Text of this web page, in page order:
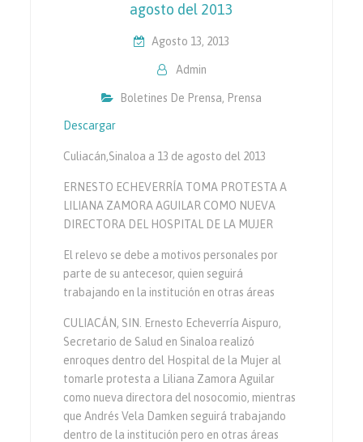
agosto del 2013
Agosto 13, 2013
Admin
Boletines De Prensa, Prensa
Descargar
Culiacán,Sinaloa a 13 de agosto del 2013
ERNESTO ECHEVERRÍA TOMA PROTESTA A
LILIANA ZAMORA AGUILAR COMO NUEVA
DIRECTORA DEL HOSPITAL DE LA MUJER
El relevo se debe a motivos personales por
parte de su antecesor, quien seguirá
trabajando en la institución en otras áreas
CULIACÁN, SIN. Ernesto Echeverría Aispuro,
Secretario de Salud en Sinaloa realizó
enroques dentro del Hospital de la Mujer al
tomarle protesta a Liliana Zamora Aguilar
como nueva directora del nosocomio, mientras
que Andrés Vela Damken seguirá trabajando
dentro de la institución pero en otras áreas